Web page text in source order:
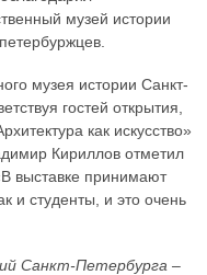
музей истории
музея истории Санкт-
гостей открытия,
как искусство»
Кириллов отметил
выставке принимают
и студенты, и это очень
Санкт-Петербурга –